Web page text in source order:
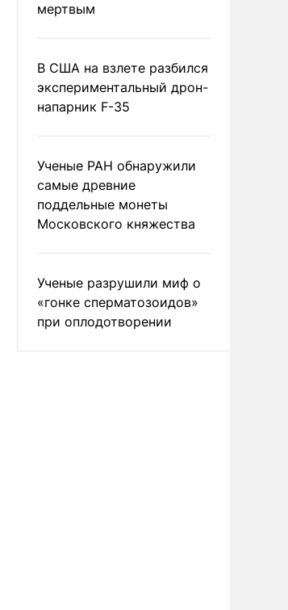
мертвым
В США на взлете разбился
экспериментальный дрон-
напарник F-35
Ученые РАН обнаружили
самые древние
поддельные монеты
Московского княжества
Ученые разрушили миф о
«гонке сперматозоидов»
при оплодотворении